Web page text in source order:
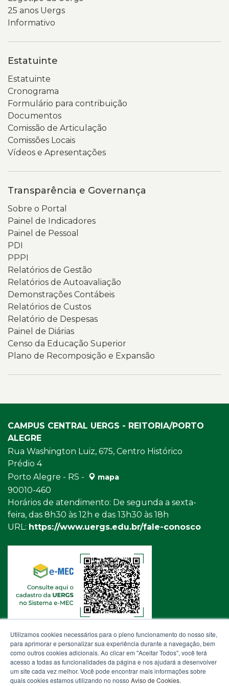
25 anos Uergs
Informativo
Estatuinte
Estatuinte
Cronograma
Formulário para contribuição
Documentos
Comissão de Articulação
Comissões Locais
Vídeos e Apresentações
Transparência e Governança
Sobre o Portal
Painel de Indicadores
Painel de Pessoal
PDI
PPPI
Relatórios de Gestão
Relatórios de Autoavaliação
Demonstrações Contábeis
Relatórios de Custos
Relatório de Despesas
Painel de Diárias
Censo da Educação Superior
Plano de Recomposição e Expansão
CAMPUS CENTRAL UERGS - REITORIA/PORTO
ALEGRE
Rua Washington Luiz, 675, Centro Histórico
Prédio 4
Porto Alegre - RS -
mapa
90010-460
Horários de atendimento: De segunda a sexta-
feira, das 8h30 às 12h e das 13h30 às 18h
URL: https://www.uergs.edu.br/fale-conosco
Utilizamos cookies necessários para o pleno funcionamento do nosso site,
para aprimorar e personalizar sua experiência durante a navegação, bem
como outros cookies adicionais. Ao clicar em "Aceitar Todos", você terá
acesso a todas as funcionalidades da página e nos ajudará a desenvolver
um site cada vez melhor. Você pode encontrar mais informações sobre
quais cookies estamos utilizando no nosso Aviso de Cookies.